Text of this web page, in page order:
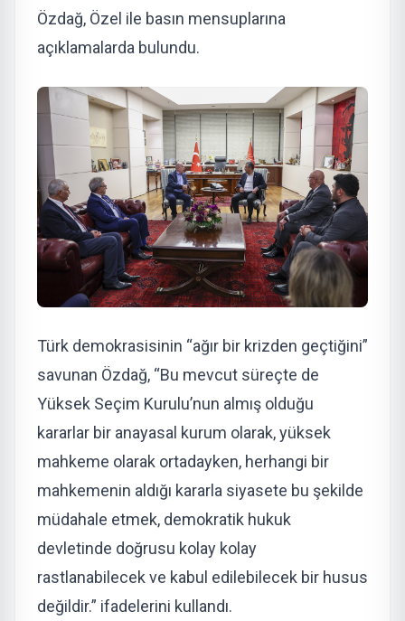
Özdağ, Özel ile basın mensuplarına
açıklamalarda bulundu.
Türk demokrasisinin “ağır bir krizden geçtiğini”
savunan Özdağ, “Bu mevcut süreçte de
Yüksek Seçim Kurulu’nun almış olduğu
kararlar bir anayasal kurum olarak, yüksek
mahkeme olarak ortadayken, herhangi bir
mahkemenin aldığı kararla siyasete bu şekilde
müdahale etmek, demokratik hukuk
devletinde doğrusu kolay kolay
rastlanabilecek ve kabul edilebilecek bir husus
değildir.” ifadelerini kullandı.